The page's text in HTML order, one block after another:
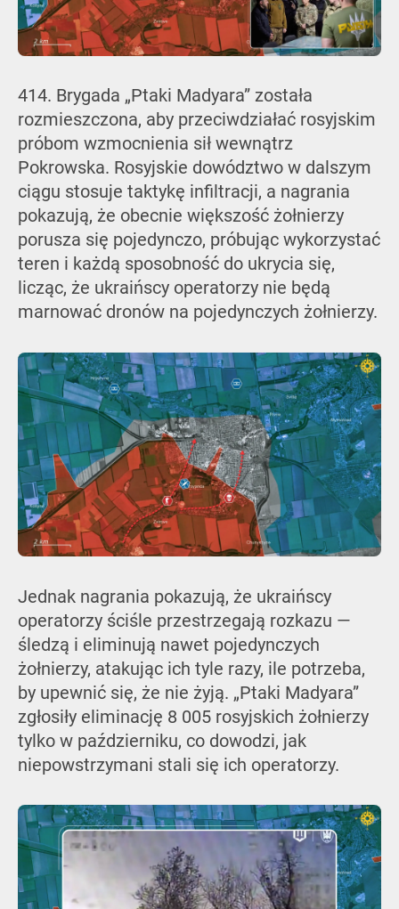
414. Brygada „Ptaki Madyara” została
rozmieszczona, aby przeciwdziałać rosyjskim
próbom wzmocnienia sił wewnątrz
Pokrowska. Rosyjskie dowództwo w dalszym
ciągu stosuje taktykę infiltracji, a nagrania
pokazują, że obecnie większość żołnierzy
porusza się pojedynczo, próbując wykorzystać
teren i każdą sposobność do ukrycia się,
licząc, że ukraińscy operatorzy nie będą
marnować dronów na pojedynczych żołnierzy.
Jednak nagrania pokazują, że ukraińscy
operatorzy ściśle przestrzegają rozkazu —
śledzą i eliminują nawet pojedynczych
żołnierzy, atakując ich tyle razy, ile potrzeba,
by upewnić się, że nie żyją. „Ptaki Madyara”
zgłosiły eliminację 8 005 rosyjskich żołnierzy
tylko w październiku, co dowodzi, jak
niepowstrzymani stali się ich operatorzy.